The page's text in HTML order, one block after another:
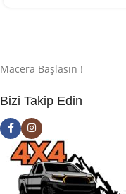
Macera Başlasın !
Bizi Takip Edin